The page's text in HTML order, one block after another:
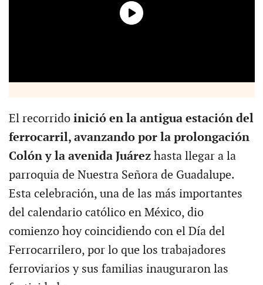
El recorridoinició en la antigua estación del
ferrocarril, avanzando por la prolongación
Colón y la avenida Juárez hasta llegar a la
parroquia de Nuestra Señora de Guadalupe.
Esta celebración, una de las más importantes
del calendario católico en México, dio
comienzo hoy coincidiendo con el Día del
Ferrocarrilero, por lo que los trabajadores
ferroviarios y sus familias inauguraron las